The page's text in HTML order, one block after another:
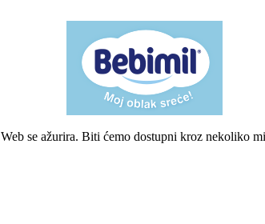
Web se ažurira. Biti ćemo dostupni kroz nekoliko